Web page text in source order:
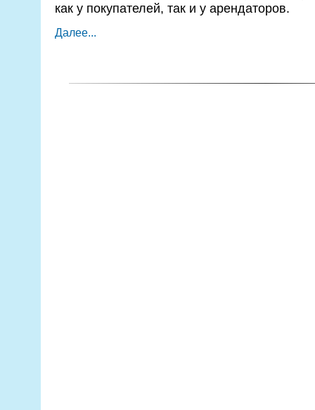
как у покупателей, так и у арендаторов.
Далее...